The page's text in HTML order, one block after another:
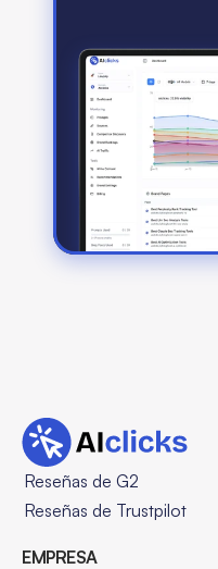
Reseñas de G2
Reseñas de Trustpilot
EMPRESA